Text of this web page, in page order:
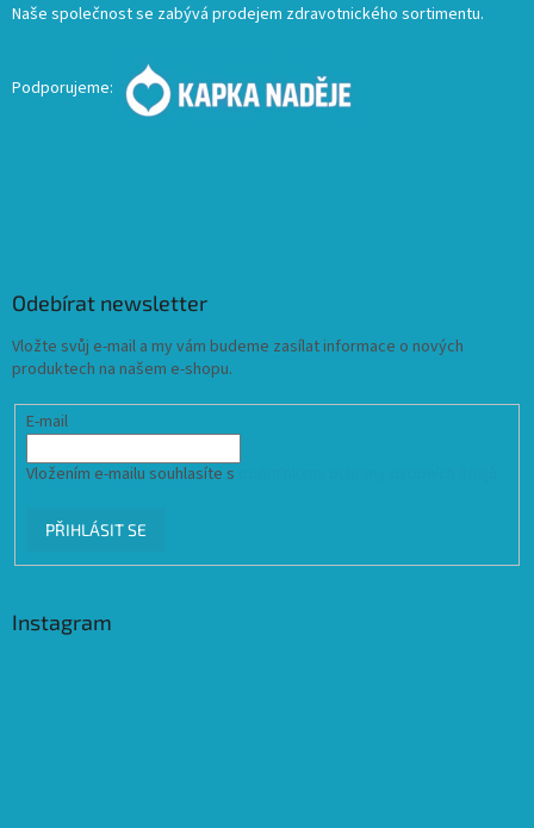
Naše společnost se zabývá prodejem zdravotnického sortimentu.
Podporujeme:
Odebírat newsletter
Vložte svůj e-mail a my vám budeme zasílat informace o nových
produktech na našem e-shopu.
E-mail
Vložením e-mailu souhlasíte s
PŘIHLÁSIT SE
Instagram